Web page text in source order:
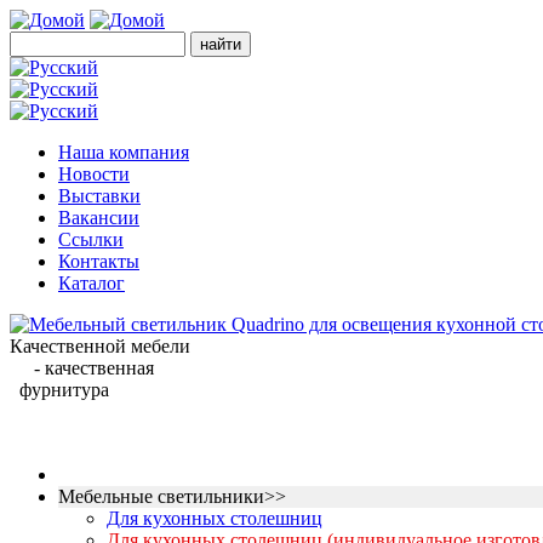
Наша компания
Новости
Выставки
Вакансии
Ссылки
Контакты
Каталог
Качественной мебели
- качественная
фурнитура
Мебельные светильники>>
Для кухонных столешниц